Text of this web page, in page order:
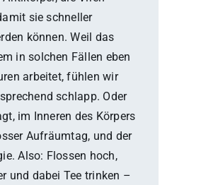
sie schneller
können. Weil das
in solchen Fällen eben
arbeitet, fühlen wir
schlapp. Oder
im Inneren des Körpers
Aufräumtag, und der
Also: Flossen hoch,
und dabei Tee trinken –